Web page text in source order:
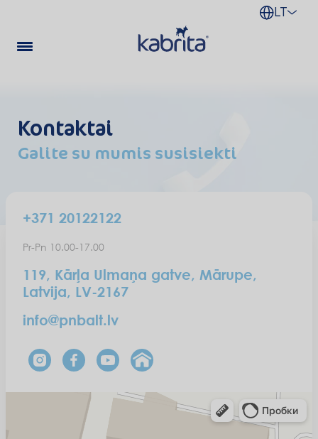
LT
Kontaktai
Galite su mumis susisiekti
Kārļa Ulmaņa gatve, 119 — Яндекс Карты
+371 20122122
Pr-Pn 10.00-17.00
119, Kārļa Ulmaņa gatve, Mārupe,
Latvija, LV-2167
info@pnbalt.lv